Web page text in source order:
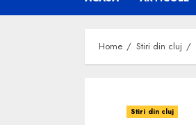
Home Stiri din cluj
Stiri din cluj